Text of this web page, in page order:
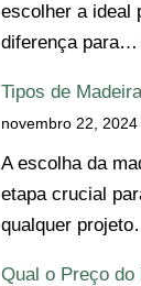
escolher a ideal
diferença para…
Tipos de
novembro 22, 2024
A escolha da
etapa crucial
qualquer
Qual o Preço do